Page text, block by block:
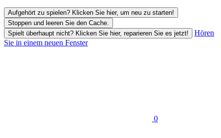
Aufgehört zu spielen? Klicken Sie hier, um neu zu starten!
Stoppen und leeren Sie den Cache.
Spielt überhaupt nicht? Klicken Sie hier, reparieren Sie es jetzt!
Hören
Sie in einem neuen Fenster
0